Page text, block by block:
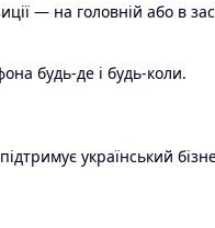
— на головній або в
будь-де і будь-коли.
український